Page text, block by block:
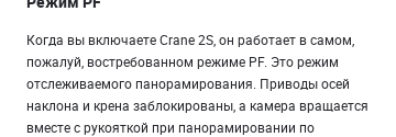
Когда вы включаете Crane 2S, он работает в самом,
пожалуй, востребованном режиме PF. Это режим
отслеживаемого панорамирования. Приводы осей
наклона и крена заблокированы, а камера вращается
вместе с рукояткой при панорамировании по